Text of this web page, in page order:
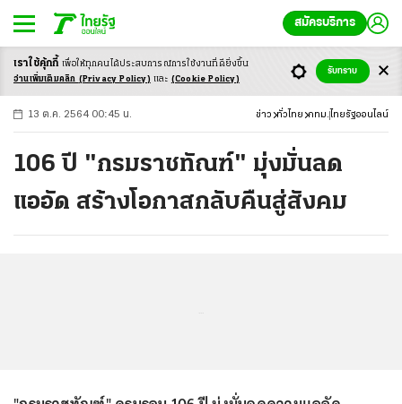
สมัครบริการ
-ก ก ก+
13 ต.ค. 2564 00:45 น. ข่าว ทั่วไทย กทม. ไทยรัฐออนไลน์
106 ปี "กรมราชทัณฑ์" มุ่งมั่นลด
แออัด สร้างโอกาสกลับคืนสู่สังคม
เราใช้คุ้กกี้ เพื่อให้ทุกคนได้ประสบการณ์การใช้งานที่ดียิ่งขึ้น
อ่านเพิ่มเติมคลิก (Privacy Policy) และ (Cookie Policy)
รับทราบ